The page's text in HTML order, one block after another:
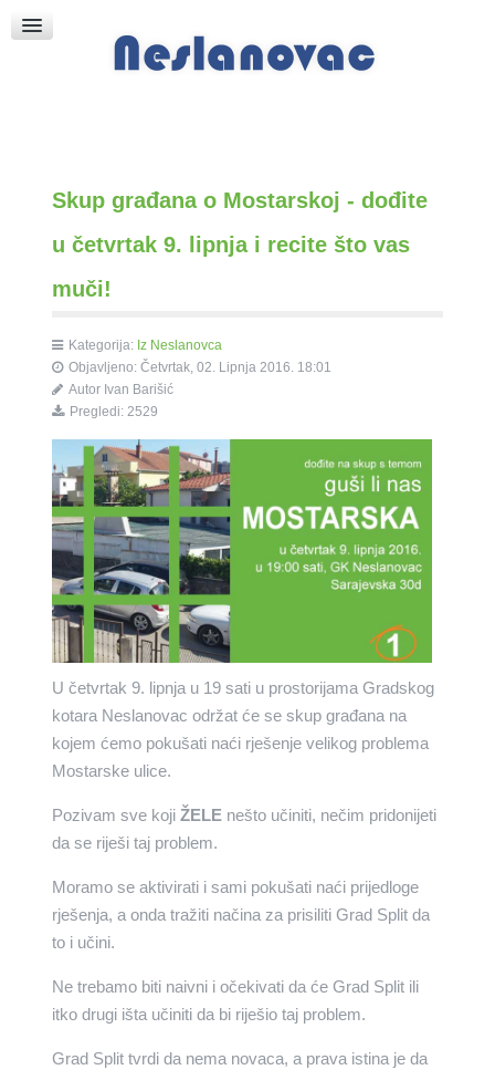
Crkva sv. Marka
Put k Bogu
Skup građana o Mostarskoj - dođite
u četvrtak 9. lipnja i recite što vas
muči!
Kategorija: Iz Neslanovca
Objavljeno: Četvrtak, 02. Lipnja 2016. 18:01
Autor Ivan Barišić
Pregledi: 2529
U četvrtak 9. lipnja u 19 sati u prostorijama Gradskog
kotara Neslanovac održat će se skup građana na
kojem ćemo pokušati naći rješenje velikog problema
Mostarske ulice.
Pozivam sve koji ŽELEnešto učiniti, nečim pridonijeti
da se riješi taj problem.
Moramo se aktivirati i sami pokušati naći prijedloge
rješenja, a onda tražiti načina za prisiliti Grad Split da
to i učini.
Ne trebamo biti naivni i očekivati da će Grad Split ili
itko drugi išta učiniti da bi riješio taj problem.
Grad Split tvrdi da nema novaca, a prava istina je da